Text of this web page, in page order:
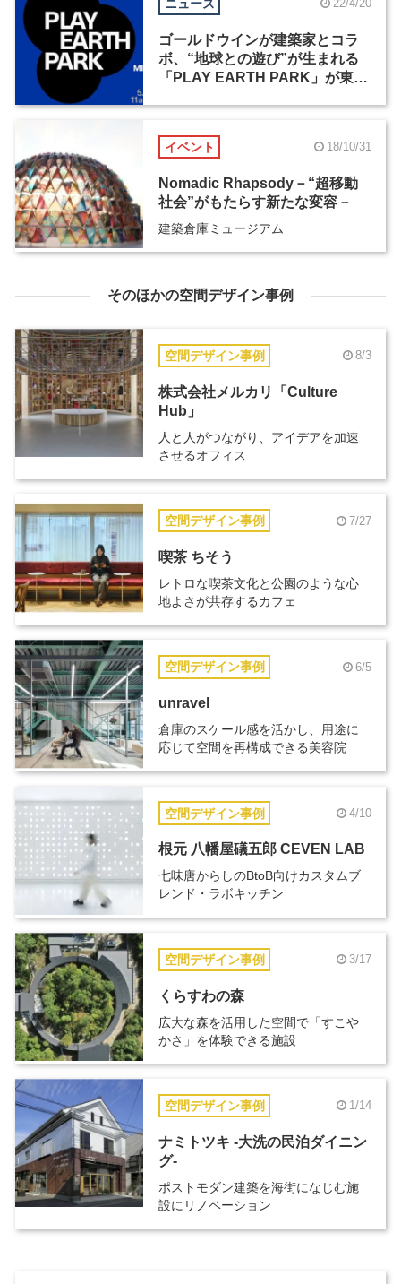
ニュース 22/4/20
ゴールドウインが建築家とコラ
ボ、“地球との遊び”が生まれる
「PLAY EARTH PARK」が東京
イベント 18/10/31
Nomadic Rhapsody－“超移動
社会”がもたらす新たな変容－
建築倉庫ミュージアム
そのほかの空間デザイン事例
空間デザイン事例 8/3
株式会社メルカリ「Culture
Hub」
人と人がつながり、アイデアを加速
させるオフィス
空間デザイン事例 7/27
喫茶 ちそう
レトロな喫茶文化と公園のような心
地よさが共存するカフェ
空間デザイン事例 6/5
unravel
倉庫のスケール感を活かし、用途に
応じて空間を再構成できる美容院
空間デザイン事例 4/10
根元 八幡屋礒五郎 CEVEN LAB
七味唐からしのBtoB向けカスタムブ
レンド・ラボキッチン
空間デザイン事例 3/17
くらすわの森
広大な森を活用した空間で「すこや
かさ」を体験できる施設
空間デザイン事例 1/14
ナミトツキ -大洗の民泊ダイニン
グ-
ポストモダン建築を海街になじむ施
設にリノベーション